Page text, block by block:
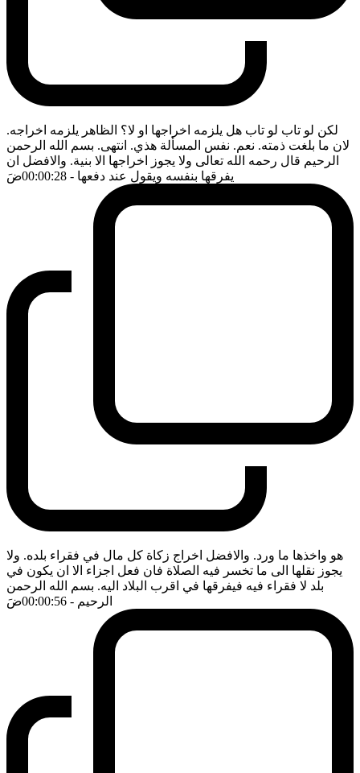
لكن لو تاب لو تاب هل يلزمه اخراجها او لا؟ الظاهر يلزمه اخراجه.
لان ما بلغت ذمته. نعم. نفس المسألة هذي. انتهى. بسم الله الرحمن
الرحيم قال رحمه الله تعالى ولا يجوز اخراجها الا بنية. والافضل ان
يفرقها بنفسه ويقول عند دفعها - 00:00:28 ضَ
هو واخذها ما ورد. والافضل اخراج زكاة كل مال في فقراء بلده. ولا
يجوز نقلها الى ما تخسر فيه الصلاة فان فعل اجزاء الا ان يكون في
بلد لا فقراء فيه فيفرقها في اقرب البلاد اليه. بسم الله الرحمن
الرحيم - 00:00:56 ضَ